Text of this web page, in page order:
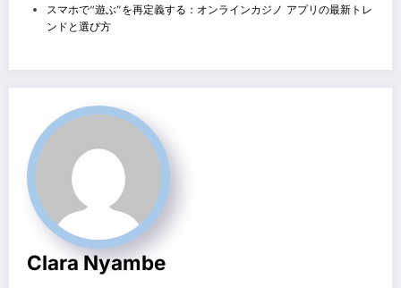
スマホで“遊ぶ”を再定義する：オンラインカジノ アプリの最新トレ
ンドと選び方
Clara Nyambe